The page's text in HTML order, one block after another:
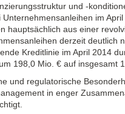
und -
Unternehmensanleihen im
hauptsächlich aus einer
derzeit deutlich
Kreditlinie im April 2014
198,0 Mio. € auf insgesamt
und regulatorische
in enger